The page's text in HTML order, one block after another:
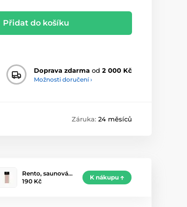
Přidat do košíku
Doprava zdarma od 2 000 Kč
Možnosti doručení ›
Záruka: 24 měsíců
Rento, saunová…
190 Kč
K nákupu